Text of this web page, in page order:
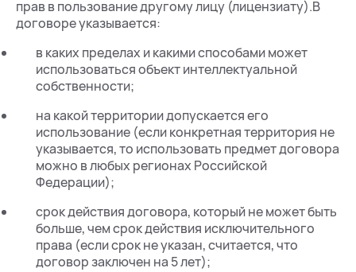
прав в пользование другому лицу (лицензиату).В
договоре указывается:
в каких пределах и какими способами может
использоваться объект интеллектуальной
собственности;
на какой территории допускается его
использование (если конкретная территория не
указывается, то использовать предмет договора
можно в любых регионах Российской
Федерации);
срок действия договора, который не может быть
больше, чем срок действия исключительного
права (если срок не указан, считается, что
договор заключен на 5 лет);